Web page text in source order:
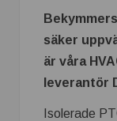
säker
är våra
leverantör
Isolerade